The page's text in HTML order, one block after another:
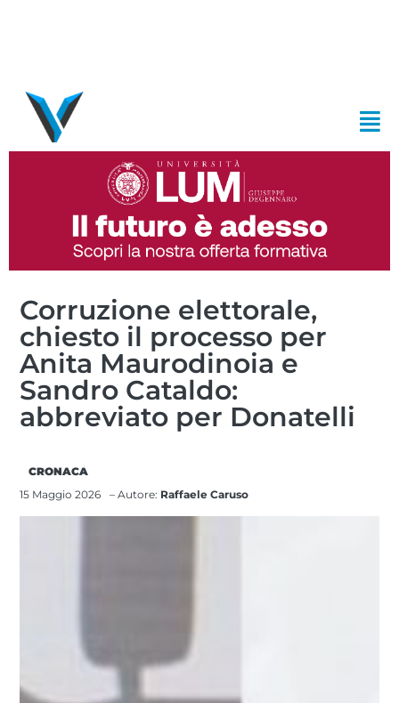
Corruzione elettorale,
chiesto il processo per
Anita Maurodinoia e
Sandro Cataldo:
abbreviato per Donatelli
CRONACA
15 Maggio 2026
– Autore: Raffaele Caruso